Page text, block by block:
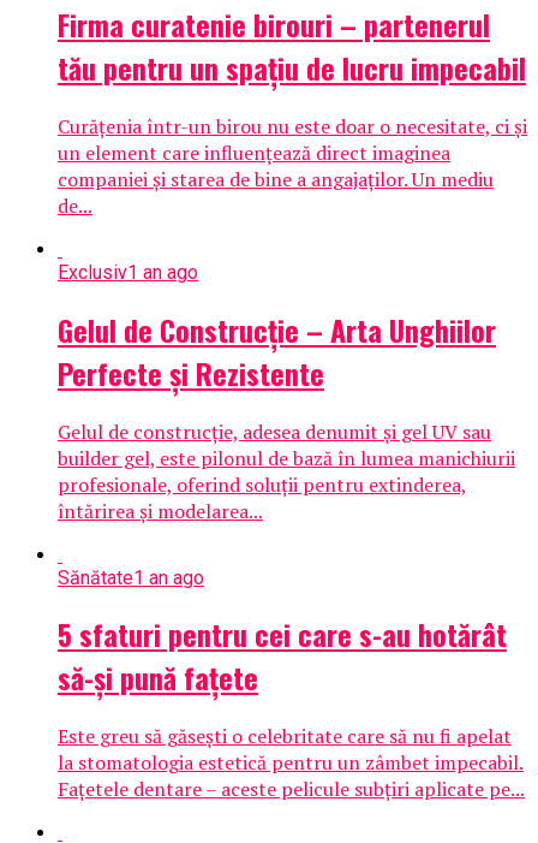
Firma curatenie birouri – partenerul
tău pentru un spațiu de lucru impecabil
Curățenia într-un birou nu este doar o necesitate, ci și
un element care influențează direct imaginea
companiei și starea de bine a angajaților. Un mediu
de...
Exclusiv1 an ago
Gelul de Construcție – Arta Unghiilor
Perfecte și Rezistente
Gelul de construcție, adesea denumit și gel UV sau
builder gel, este pilonul de bază în lumea manichiurii
profesionale, oferind soluții pentru extinderea,
întărirea și modelarea...
Sănătate1 an ago
5 sfaturi pentru cei care s-au hotărât
să-și pună fațete
Este greu să găsești o celebritate care să nu fi apelat
la stomatologia estetică pentru un zâmbet impecabil.
Fațetele dentare – aceste pelicule subțiri aplicate pe...